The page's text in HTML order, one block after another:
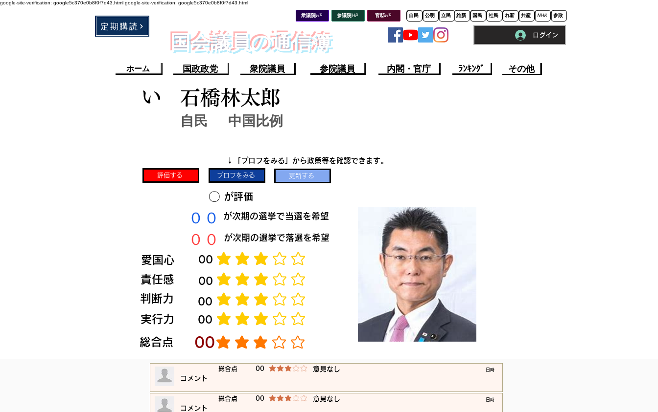
google-site-verification: google5c370e0b8f0f7d43.html google-site-verification: google5c370e0b8f0f7d43.html
定期購読
衆議院HP 参議院HP
​国会議員の通信簿
ホーム 国政政党 衆院議員 参院議員
官邸HP 自民 公明 立民 維新 国民 社民 れ新 共産 NHK 参政
ログイン
内閣・官庁 ﾗﾝｷﾝｸﾞ その他
い 石橋林太郎
自民 中国比例
​↓「プロフをみる」から政策等を確認できます。
評価する プロフをみる 更新する
​〇​ ​が評価
​００ ​が次期の選挙で当選を希望
​００ ​が次期の選挙で落選を希望
​愛国心 ​00 平均評価 3 /5
​責任感 ​00 平均評価 3 /5
​判断力 ​00 平均評価 3 /5
​実行力 ​00 平均評価 3 /5
​総合点 ​00 平均評価 3 /5
​総合点 00 平均評価 3 /5 ​意見なし ​日時
​コメント
​総合点 00 平均評価 3 /5 ​意見なし ​日時
​コメント